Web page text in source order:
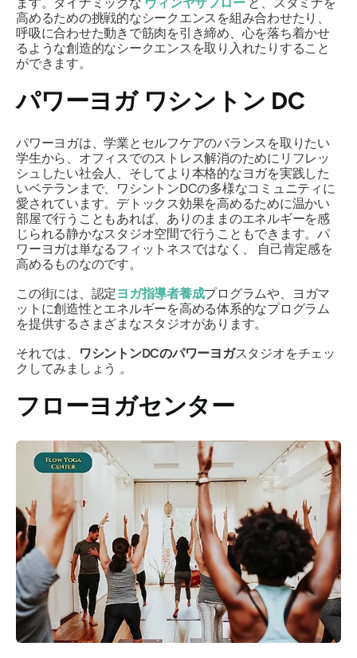
高めるための挑戦的なシークエンスを組み合わせたり、
呼吸に合わせた動きで筋肉を引き締め、心を落ち着かせ
るような創造的なシークエンスを取り入れたりすること
ができます。
パワーヨガ ワシントン DC
パワーヨガは、学業とセルフケアのバランスを取りたい
学生から、オフィスでのストレス解消のためにリフレッ
シュしたい社会人、そしてより本格的なヨガを実践した
いベテランまで、ワシントンDCの多様なコミュニティに
愛されています。デトックス効果を高めるために温かい
部屋で行うこともあれば、ありのままのエネルギーを感
じられる静かなスタジオ空間で行うこともできます。パ
ワーヨガは単なるフィットネスではなく、 自己肯定感を
高めるものなのです。
この街には、認定ヨガ指導者養成プログラムや、ヨガマ
ットに創造性とエネルギーを高める体系的なプログラム
を提供するさまざまなスタジオがあります。
それでは、
ワシントンDCのパワーヨガスタジオをチェッ
クしてみましょう 。
フローヨガセンター